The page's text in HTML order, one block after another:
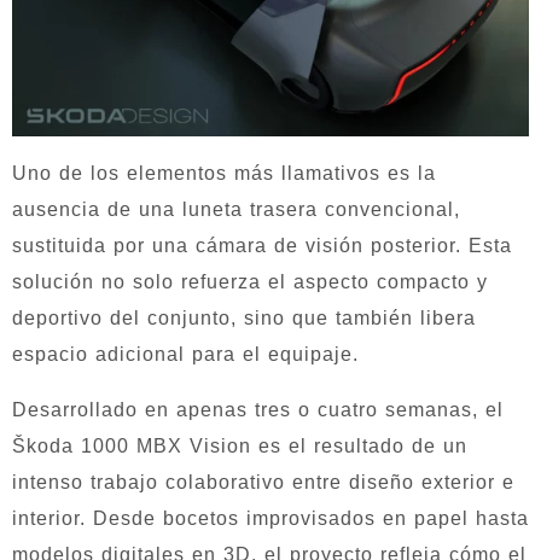
Uno de los elementos más llamativos es la
ausencia de una luneta trasera convencional,
sustituida por una cámara de visión posterior. Esta
solución no solo refuerza el aspecto compacto y
deportivo del conjunto, sino que también libera
espacio adicional para el equipaje.
Desarrollado en apenas tres o cuatro semanas, el
Škoda 1000 MBX Vision es el resultado de un
intenso trabajo colaborativo entre diseño exterior e
interior. Desde bocetos improvisados en papel hasta
modelos digitales en 3D, el proyecto refleja cómo el